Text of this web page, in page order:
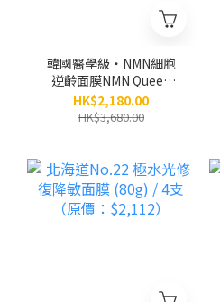
韓國醫學級‧NMN細胞
逆齡面膜NMN Queen
Mask / 10盒（原價：
$3,680）
HK$2,180.00
HK$3,680.00